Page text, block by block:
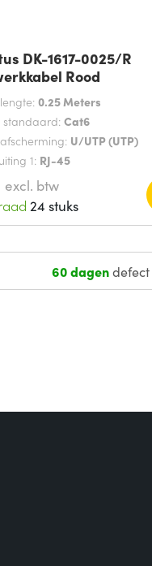
DK-1617-0025/R
Rood
0.25 Meters
standaard: Cat6
U/UTP (UTP)
1: RJ-45
excl. btw
24 stuks
60 dagendefect